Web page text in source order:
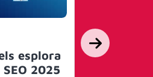
esplora
2025
Commerce